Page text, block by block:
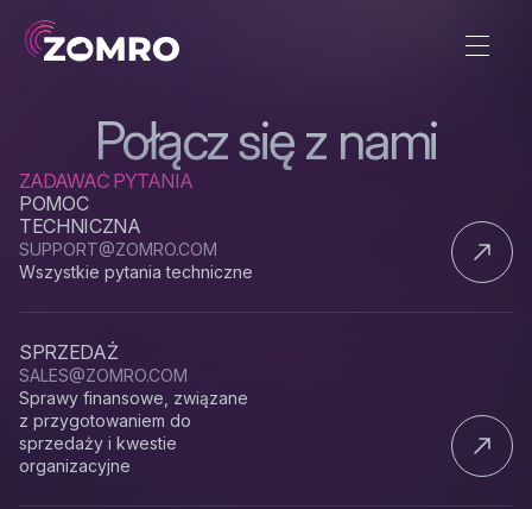
Połącz się z nami
ZADAWAĆ PYTANIA
POMOC
TECHNICZNA
SUPPORT@ZOMRO.COM
Wszystkie pytania techniczne
SPRZEDAŻ
SALES@ZOMRO.COM
Sprawy finansowe, związane
z przygotowaniem do
sprzedaży i kwestie
organizacyjne